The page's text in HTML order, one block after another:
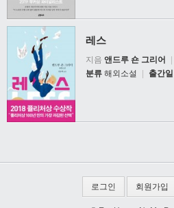
레스
지음 앤드루 숀 그리어 |
분류 해외소설 출간일
로그인 회원가입